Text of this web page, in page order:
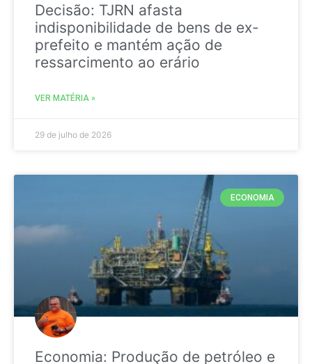
Decisão: TJRN afasta
indisponibilidade de bens de ex-
prefeito e mantém ação de
ressarcimento ao erário
VER MATÉRIA »
29 de julho de 2026
ECONOMIA
Economia: Produção de petróleo e